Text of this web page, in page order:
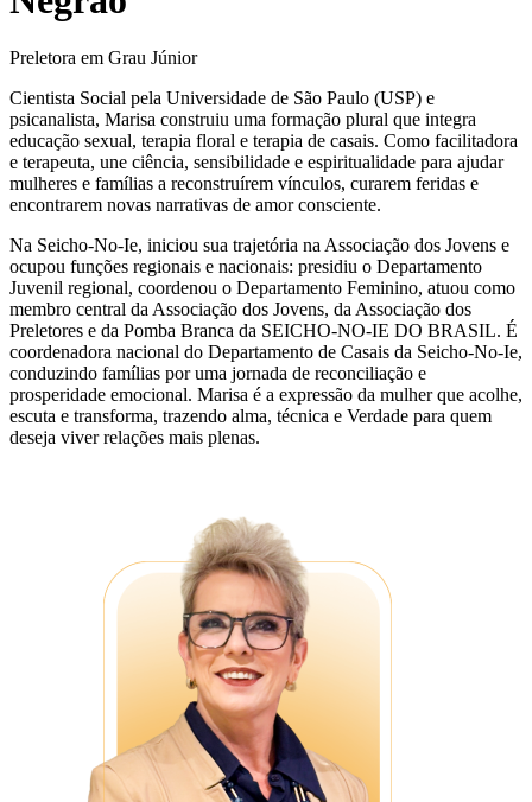
Preletora em Grau Júnior
Cientista Social pela Universidade de São Paulo (USP) e
psicanalista, Marisa construiu uma formação plural que integra
educação sexual, terapia floral e terapia de casais. Como facilitadora
e terapeuta, une ciência, sensibilidade e espiritualidade para ajudar
mulheres e famílias a reconstruírem vínculos, curarem feridas e
encontrarem novas narrativas de amor consciente.
Na Seicho-No-Ie, iniciou sua trajetória na Associação dos Jovens e
ocupou funções regionais e nacionais: presidiu o Departamento
Juvenil regional, coordenou o Departamento Feminino, atuou como
membro central da Associação dos Jovens, da Associação dos
Preletores e da Pomba Branca da SEICHO-NO-IE DO BRASIL. É
coordenadora nacional do Departamento de Casais da Seicho-No-Ie,
conduzindo famílias por uma jornada de reconciliação e
prosperidade emocional. Marisa é a expressão da mulher que acolhe,
escuta e transforma, trazendo alma, técnica e Verdade para quem
deseja viver relações mais plenas.